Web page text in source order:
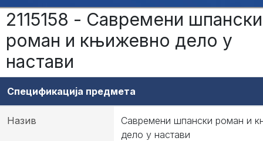
2115158 - Савремени шпански
роман и књижевно дело у
настави
Спецификација предмета
Назив
Савремени шпански роман и
дело у настави